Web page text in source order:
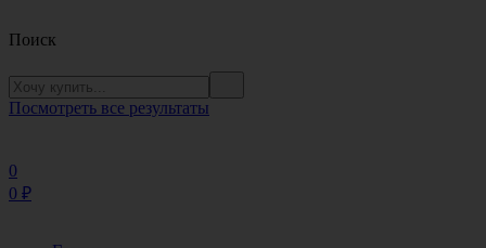
Поиск
Посмотреть все результаты
0
0 ₽